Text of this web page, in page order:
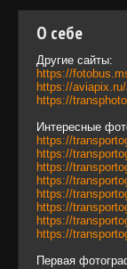
О себе
Другие сайты:
https://
https://
https://
Интересные
https://
https://
https://
https://
https://
https://
https://
https://
Первая